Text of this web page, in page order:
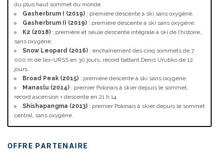
du plus haut sommet du monde.
Gasherbrum I (2019) : première descente à ski sans oxygène.
Gasherbrum II (2019) : première descente à ski sans oxygène.
K2 (2018) : première et seule descente intégrale à ski de l’histoire,
sans oxygène.
Snow Leopard (2016) : enchaînement des cinq sommets de 7
000 m de l’ex-URSS en 30 jours, record battant Denis Urubko de 12
jours.
Broad Peak (2015) : première descente à ski sans oxygène.
Manaslu (2014) : premier Polonais à skier depuis le sommet,
record ascension + descente en 21 h 14.
Shishapangma (2013) : premier Polonais à skier depuis le sommet
central, sans oxygène.
OFFRE PARTENAIRE